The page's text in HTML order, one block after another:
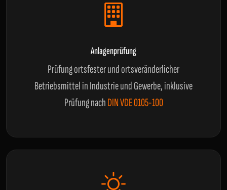
Anlagenprüfung
Prüfung ortsfester und ortsveränderlicher
Betriebsmittel in Industrie und Gewerbe, inklusive
Prüfung nachDIN VDE 0105-100